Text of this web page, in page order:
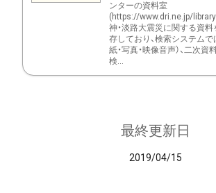
ンターの資料室
(https://www.dri.ne.jp/
神・淡路大震災に関する資料
存しており、検索システムで
紙・写真・映像音声）、二次資
検...
最終更新日
2019/04/15